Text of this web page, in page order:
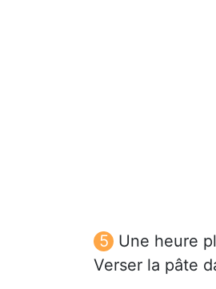
Une heure
Verser la pâte